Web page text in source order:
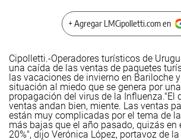
+ Agregar LMCipolletti.com en
Cipolletti.-Operadores turísticos de
una caída de las ventas de paquetes
las vacaciones de invierno en Bariloche
situación al miedo que se genera por
propagación del virus de la Influenza."El
ventas andan bien, miente. Las ventas
están muy complicadas por el tema de
más bajas que el año pasado, quizás en
20%", dijo Verónica López, portavoz de